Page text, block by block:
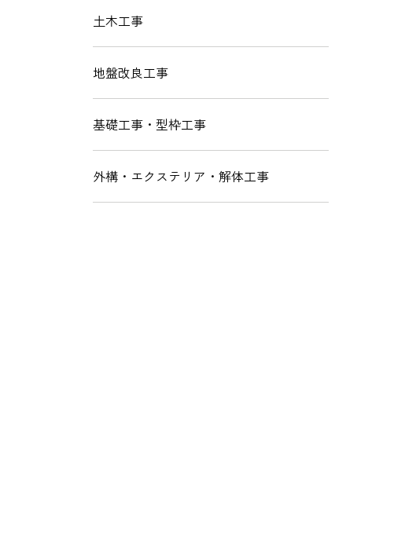
土木工事
地盤改良工事
基礎工事・型枠工事
外構・エクステリア・解体工事